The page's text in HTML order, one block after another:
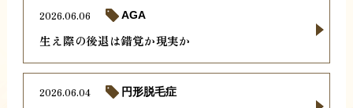
生え際の後退は錯覚か現実か
2026.06.06 AGA
2026.06.04 円形脱毛症